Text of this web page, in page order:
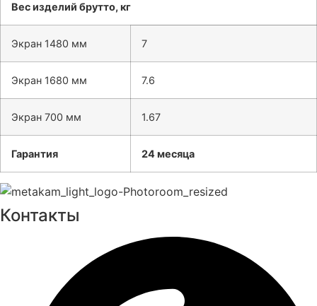
Вес изделий брутто, кг
Экран 1480 мм 7
Экран 1680 мм 7.6
Экран 700 мм 1.67
Гарантия 24 месяца
Контакты